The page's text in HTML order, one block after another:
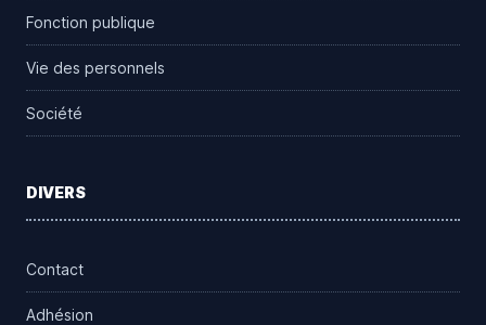
Fonction publique
Vie des personnels
Société
DIVERS
Contact
Adhésion